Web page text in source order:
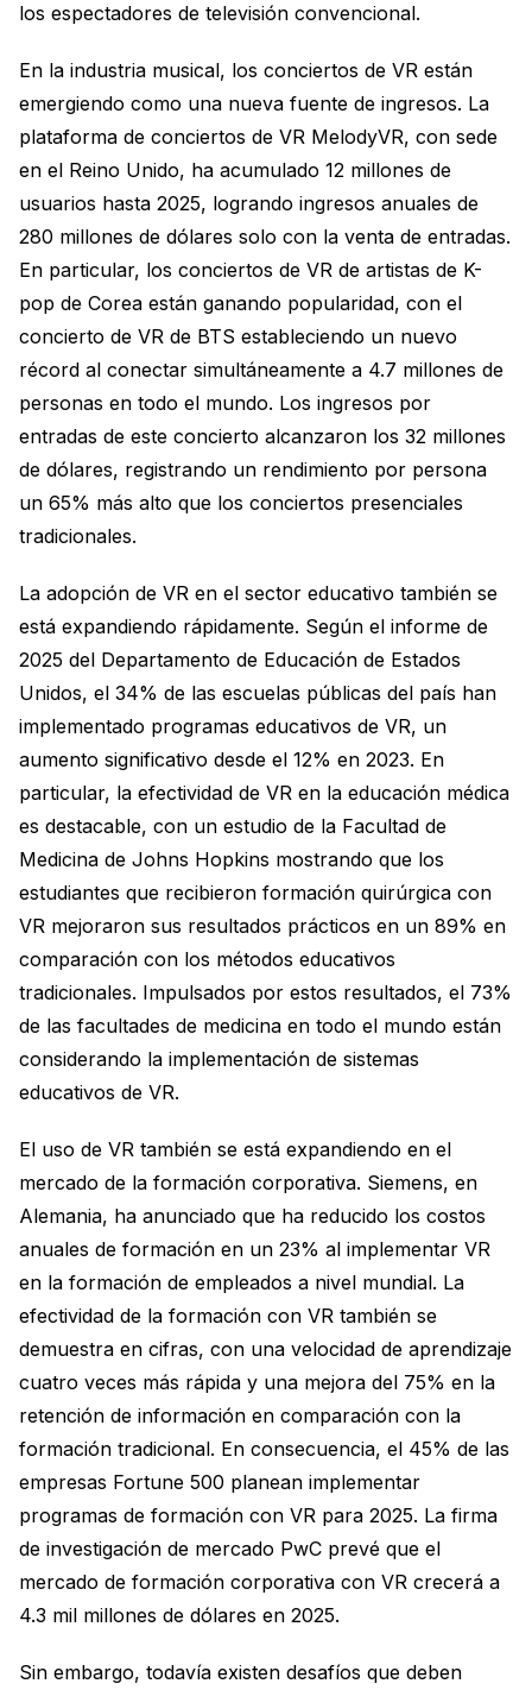
los espectadores de televisión convencional.
En la industria musical, los conciertos de VR están
emergiendo como una nueva fuente de ingresos. La
plataforma de conciertos de VR MelodyVR, con sede
en el Reino Unido, ha acumulado 12 millones de
usuarios hasta 2025, logrando ingresos anuales de
280 millones de dólares solo con la venta de entradas.
En particular, los conciertos de VR de artistas de K-
pop de Corea están ganando popularidad, con el
concierto de VR de BTS estableciendo un nuevo
récord al conectar simultáneamente a 4.7 millones de
personas en todo el mundo. Los ingresos por
entradas de este concierto alcanzaron los 32 millones
de dólares, registrando un rendimiento por persona
un 65% más alto que los conciertos presenciales
tradicionales.
La adopción de VR en el sector educativo también se
está expandiendo rápidamente. Según el informe de
2025 del Departamento de Educación de Estados
Unidos, el 34% de las escuelas públicas del país han
implementado programas educativos de VR, un
aumento significativo desde el 12% en 2023. En
particular, la efectividad de VR en la educación médica
es destacable, con un estudio de la Facultad de
Medicina de Johns Hopkins mostrando que los
estudiantes que recibieron formación quirúrgica con
VR mejoraron sus resultados prácticos en un 89% en
comparación con los métodos educativos
tradicionales. Impulsados por estos resultados, el 73%
de las facultades de medicina en todo el mundo están
considerando la implementación de sistemas
educativos de VR.
El uso de VR también se está expandiendo en el
mercado de la formación corporativa. Siemens, en
Alemania, ha anunciado que ha reducido los costos
anuales de formación en un 23% al implementar VR
en la formación de empleados a nivel mundial. La
efectividad de la formación con VR también se
demuestra en cifras, con una velocidad de aprendizaje
cuatro veces más rápida y una mejora del 75% en la
retención de información en comparación con la
formación tradicional. En consecuencia, el 45% de las
empresas Fortune 500 planean implementar
programas de formación con VR para 2025. La firma
de investigación de mercado PwC prevé que el
mercado de formación corporativa con VR crecerá a
4.3 mil millones de dólares en 2025.
Sin embargo, todavía existen desafíos que deben